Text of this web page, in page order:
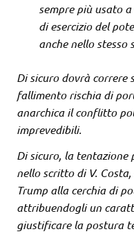
sempre più usato
di esercizio del
anche nello stesso
Di sicuro dovrà correre
fallimento rischia di
anarchica il conflitto
imprevedibili.
Di sicuro, la tentazione
nello scritto di V.
Trump alla cerchia di
attribuendogli un
giustificare la postura